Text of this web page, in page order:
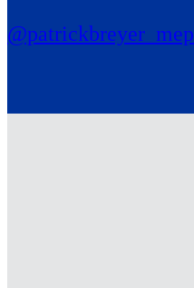
@patrickbreyer_mep